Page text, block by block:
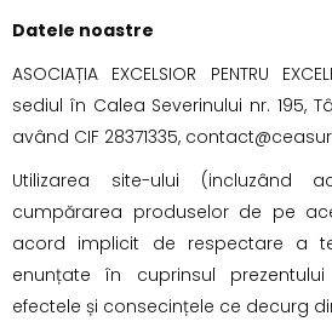
Datele noastre
ASOCIAȚIA EXCELSIOR PENTRU
sediul în Calea Severinului nr. 195,
având CIF 28371335,
Utilizarea site-ului (incluzând
cumpărarea produselor de pe
acord implicit de respectare a
enunțate în cuprinsul
efectele și consecințele ce decurg